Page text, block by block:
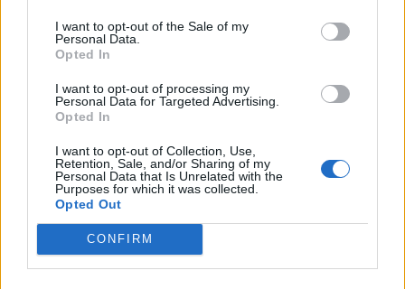
I want to opt-out of the Sale of my
Personal Data.
Opted In
I want to opt-out of processing my
Personal Data for Targeted Advertising.
Opted In
I want to opt-out of Collection, Use,
Retention, Sale, and/or Sharing of my
Personal Data that Is Unrelated with the
Purposes for which it was collected.
Opted Out
CONFIRM